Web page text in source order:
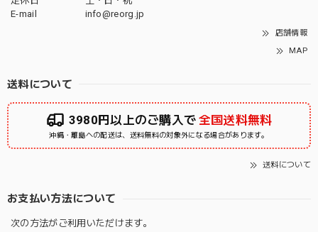
E-mail
info@reorg.jp
店舗情報
MAP
送料について
3980円以上のご購入で 全国送料無料
沖縄・離島への配送は、送料無料の対象外になる場合があります。
送料について
お支払い方法について
次の方法がご利用いただけます。